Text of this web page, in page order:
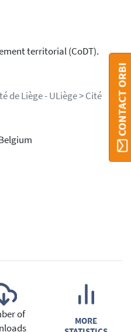
territorial (CoDT).
de Liège - ULiège > Cité
of
MORE
CONTACT ORBI